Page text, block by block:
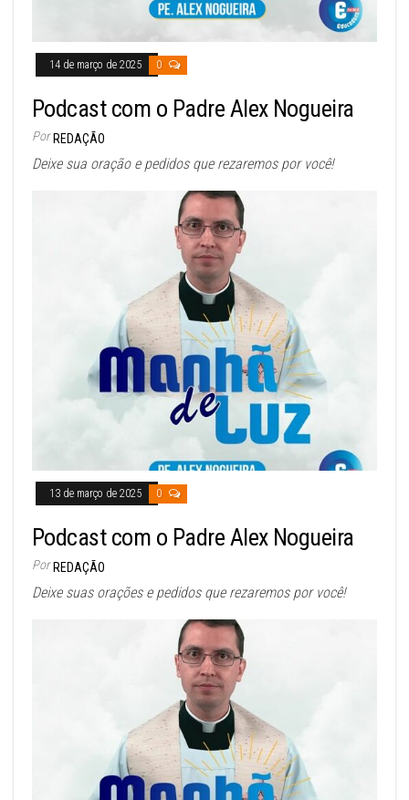
14 de março de 2025 0
Podcast com o Padre Alex Nogueira
Por REDAÇÃO
Deixe sua oração e pedidos que rezaremos por você!
13 de março de 2025 0
Podcast com o Padre Alex Nogueira
Por REDAÇÃO
Deixe suas orações e pedidos que rezaremos por você!